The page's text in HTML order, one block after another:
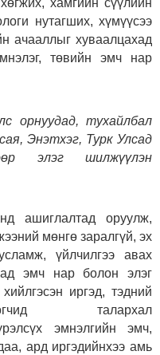
хамгийн сүүлийн
нутагших, хүмүүсээ
ачааллыг хуваалцахад
төвийн эмч нар
орнуудад, тухайлбал
Энэтхэг, Турк Улсад
элэг шилжүүлэн
ашиглалтад оруулж,
мөнгө заралгүй, эх
үйлчилгээ авах
эмч нар болон элэг
иргэд, тэдний
талархал
эмнэлгийн эмч,
ард иргэдийнхээ амь